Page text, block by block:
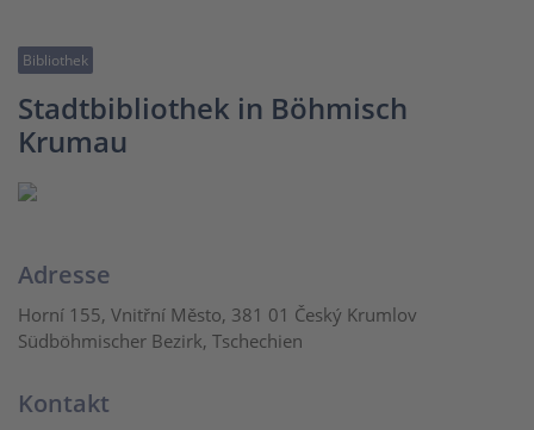
Bibliothek
Stadtbibliothek in Böhmisch
Krumau
Adresse
Horní 155, Vnitřní Město, 381 01 Český Krumlov
Südböhmischer Bezirk, Tschechien
Kontakt